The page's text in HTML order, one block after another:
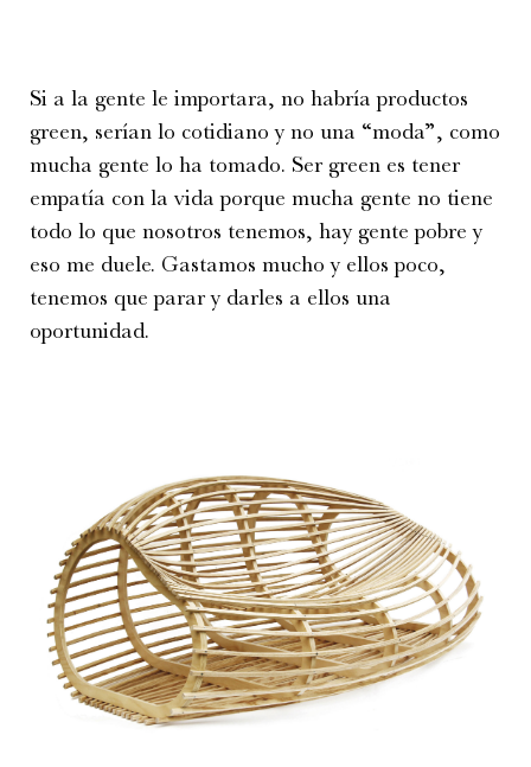
Si a la gente le importara, no habría productos
green, serían lo cotidiano y no una “moda”, como
mucha gente lo ha tomado. Ser green es tener
empatía con la vida porque mucha gente no tiene
todo lo que nosotros tenemos, hay gente pobre y
eso me duele. Gastamos mucho y ellos poco,
tenemos que parar y darles a ellos una
oportunidad.